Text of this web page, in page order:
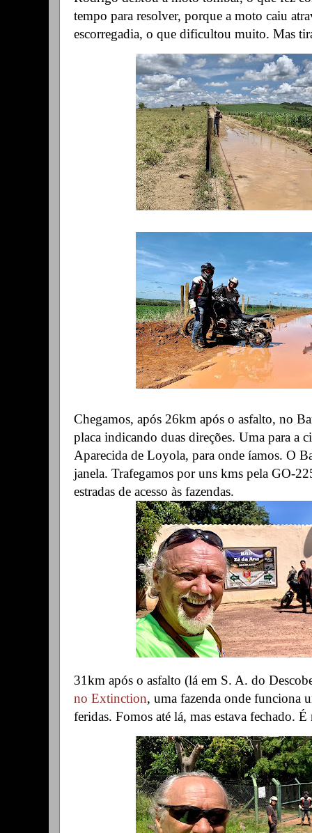
tempo para resolver, porque a moto caiu
escorregadia, o que dificultou muito. Mas
Chegamos, após 26km após o asfalto, no
placa indicando duas direções. Uma para a
Aparecida de Loyola, para onde íamos. O
janela. Trafegamos por uns kms pela GO-
estradas de acesso às fazendas.
31km após o asfalto (lá em S. A. do
no Extinction, uma fazenda onde funciona
feridas. Fomos até lá, mas estava fechado. É